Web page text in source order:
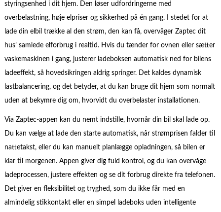
styringsenhed i dit hjem. Den løser udfordringerne med
overbelastning, høje elpriser og sikkerhed på én gang. I stedet for at
lade din elbil trække al den strøm, den kan få, overvåger Zaptec dit
hus’ samlede elforbrug i realtid. Hvis du tænder for ovnen eller sætter
vaskemaskinen i gang, justerer ladeboksen automatisk ned for bilens
ladeeffekt, så hovedsikringen aldrig springer. Det kaldes dynamisk
lastbalancering, og det betyder, at du kan bruge dit hjem som normalt
uden at bekymre dig om, hvorvidt du overbelaster installationen.
Via Zaptec-appen kan du nemt indstille, hvornår din bil skal lade op.
Du kan vælge at lade den starte automatisk, når strømprisen falder til
nattetakst, eller du kan manuelt planlægge opladningen, så bilen er
klar til morgenen. Appen giver dig fuld kontrol, og du kan overvåge
ladeprocessen, justere effekten og se dit forbrug direkte fra telefonen.
Det giver en fleksibilitet og tryghed, som du ikke får med en
almindelig stikkontakt eller en simpel ladeboks uden intelligente